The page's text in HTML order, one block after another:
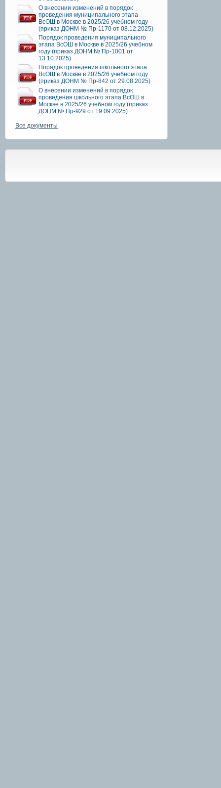
О внесении изменений в порядок
проведения муниципального этапа
ВсОШ в Москве в 2025/26 учебном году
(приказ ДОНМ № Пр-1170 от 08.12.2025)
Порядок проведения муниципального
этапа ВсОШ в Москве в 2025/26 учебном
году (приказ ДОНМ № Пр-1001 от
13.10.2025)
Порядок проведения школьного этапа
ВсОШ в Москве в 2025/26 учебном году
(приказ ДОНМ № Пр-842 от 29.08.2025)
О внесении изменений в порядок
проведения школьного этапа ВсОШ в
Москве в 2025/26 учебном году (приказ
ДОНМ № Пр-929 от 19.09.2025)
Все документы